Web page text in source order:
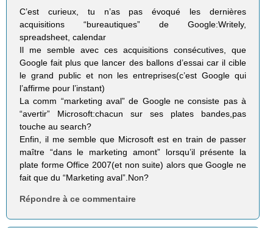
C’est curieux, tu n’as pas évoqué les dernières
acquisitions “bureautiques” de Google:Writely,
spreadsheet, calendar
Il me semble avec ces acquisitions consécutives, que
Google fait plus que lancer des ballons d’essai car il cible
le grand public et non les entreprises(c’est Google qui
l’affirme pour l’instant)
La comm “marketing aval” de Google ne consiste pas à
“avertir” Microsoft:chacun sur ses plates bandes,pas
touche au search?
Enfin, il me semble que Microsoft est en train de passer
maître “dans le marketing amont” lorsqu’il présente la
plate forme Office 2007(et non suite) alors que Google ne
fait que du “Marketing aval”.Non?
Répondre à ce commentaire